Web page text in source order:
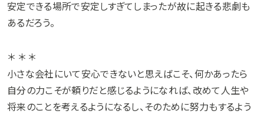
安定できる場所で安定しすぎてしまったが故に起きる悲劇も
あるだろう。
＊ ＊ ＊
小さな会社にいて安心できないと思えばこそ、何かあったら
自分の力こそが頼りだと感じるようになれば、改めて人生や
将来のことを考えるようになるし、そのために努力もするよう